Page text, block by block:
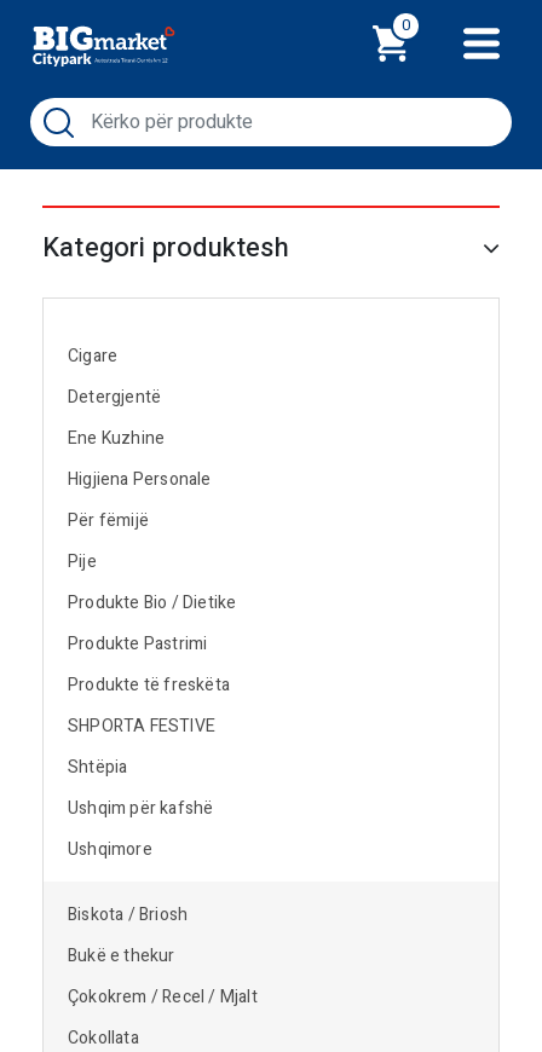
0
Kategori produktesh
Cigare
Detergjentë
Ene Kuzhine
Higjiena Personale
Për fëmijë
Pije
Produkte Bio / Dietike
Produkte Pastrimi
Produkte të freskëta
SHPORTA FESTIVE
Shtëpia
Ushqim për kafshë
Ushqimore
Biskota / Briosh
Bukë e thekur
Çokokrem / Recel / Mjalt
Cokollata